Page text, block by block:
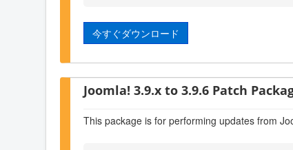
今すぐダウンロード
Joomla! 3.9.x to 3.9.6 Patch
This package is for performing updates from